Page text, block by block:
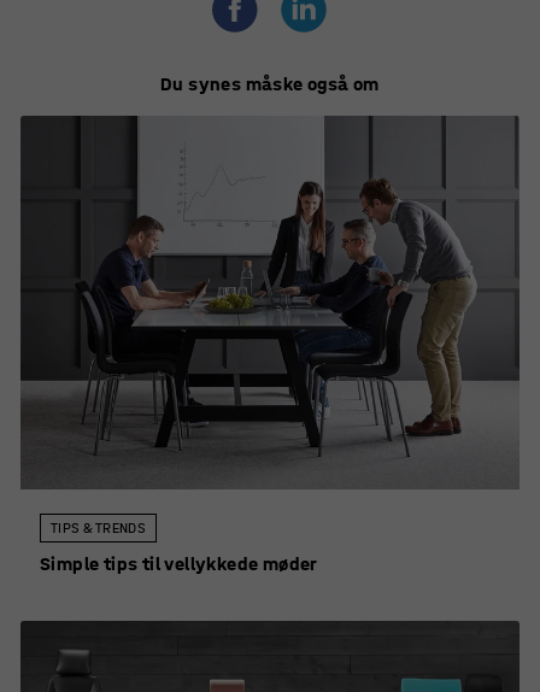
at der ikke sidder rester af rengøringsløsningen.
Du synes måske også om
TIPS & TRENDS
Simple tips til vellykkede møder